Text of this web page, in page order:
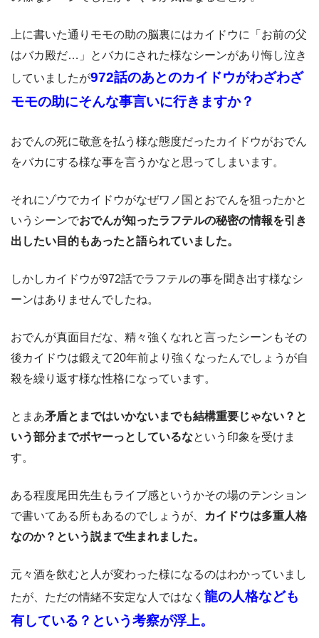
上に書いた通りモモの助の脳裏にはカイドウに「お前の父
はバカ殿だ…」とバカにされた様なシーンがあり悔し泣き
していましたが972話のあとのカイドウがわざわざ
モモの助にそんな事言いに行きますか？
おでんの死に敬意を払う様な態度だったカイドウがおでん
をバカにする様な事を言うかなと思ってしまいます。
それにゾウでカイドウがなぜワノ国とおでんを狙ったかと
いうシーンでおでんが知ったラフテルの秘密の情報を引き
出したい目的もあったと語られていました。
しかしカイドウが972話でラフテルの事を聞き出す様なシ
ーンはありませんでしたね。
おでんが真面目だな、精々強くなれと言ったシーンもその
後カイドウは鍛えて20年前より強くなったんでしょうが自
殺を繰り返す様な性格になっています。
とまあ矛盾とまではいかないまでも結構重要じゃない？と
いう部分までボヤーっとしているなという印象を受けま
す。
ある程度尾田先生もライブ感というかその場のテンション
で書いてある所もあるのでしょうが、
カイドウは多重人格
なのか？という説まで生まれました。
元々酒を飲むと人が変わった様になるのはわかっていまし
たが、ただの情緒不安定な人ではなく 龍の人格なども
有している？という考察が浮上。